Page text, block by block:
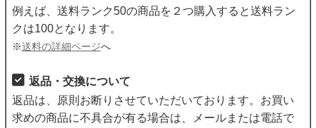
例えば、送料ランク50の商品を２つ購入すると送料ラン
クは100となります。
※送料の詳細ページへ
返品・交換について
返品は、原則お断りさせていただいております。お買い
求めの商品に不具合が有る場合は、メールまたは電話で